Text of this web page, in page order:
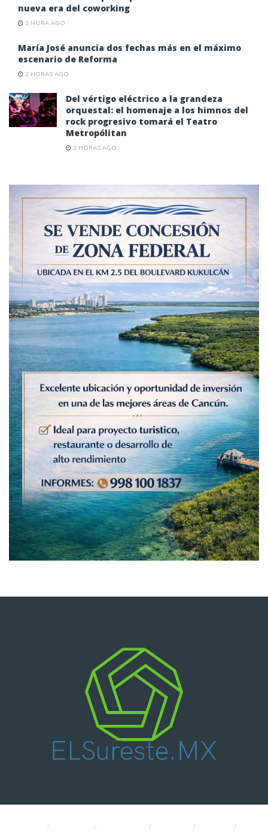
nueva era del coworking
1 HORA AGO
María José anuncia dos fechas más en el máximo
escenario de Reforma
2 HORAS AGO
Del vértigo eléctrico a la grandeza
orquestal: el homenaje a los himnos del
rock progresivo tomará el Teatro
Metropólitan
2 HORAS AGO